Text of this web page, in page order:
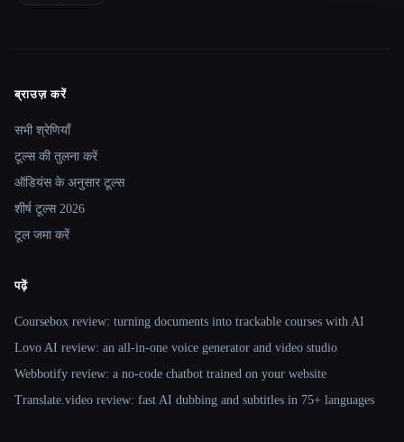
Site navigation
ब्राउज़ करें
सभी श्रेणियाँ
टूल्स की तुलना करें
ऑडियंस के अनुसार टूल्स
शीर्ष टूल्स 2026
टूल जमा करें
पढ़ें
Coursebox review: turning documents into trackable courses with AI
Lovo AI review: an all-in-one voice generator and video studio
Webbotify review: a no-code chatbot trained on your website
Translate.video review: fast AI dubbing and subtitles in 75+ languages